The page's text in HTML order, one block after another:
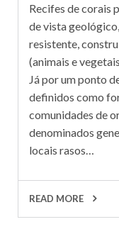
Recifes de corais
de vista
resistente,
(animais e
Já por um ponto
definidos como
comunidades de
denominados
locais rasos…
READ MORE